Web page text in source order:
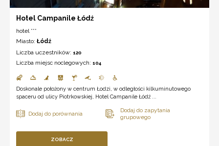
Hotel Campanile Łódź
hotel ***
Miasto: Łódź
Liczba uczestników: 120
Liczba miejsc noclegowych: 104
Doskonale położony w centrum Łodzi, w odległości kilkuminutowego
spaceru od ulicy Piotrkowskiej, Hotel Campanile Łódź ...
ZOBACZ